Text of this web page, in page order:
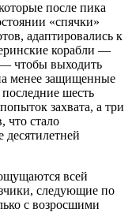
после пика
«спячки»
адаптировались к
корабли —
— чтобы выходить
менее защищенные
шесть
захвата, а три
что стало
всей
следующие по
с возросшими